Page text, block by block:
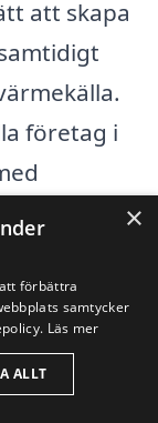
att skapa
företag i
av
bredda
i
exempel
×
förbättra
samtycker
Läs mer
ALLT